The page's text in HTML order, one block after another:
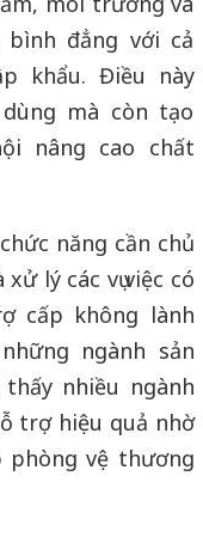
bình đẳng với cả
khẩu. Điều này
mà còn tạo
nâng cao chất
năng cần chủ
lý các vụ việc có
cấp không lành
ngành sản
nhiều ngành
trợ hiệu quả nhờ
phòng vệ thương